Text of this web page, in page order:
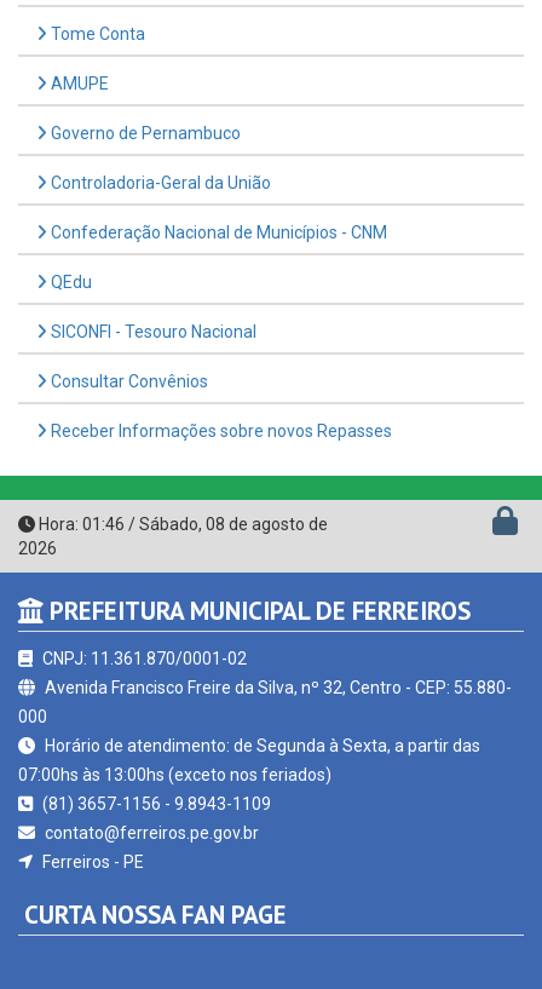
AMUPE
Governo de Pernambuco
Controladoria-Geral da União
Confederação Nacional de Municípios - CNM
QEdu
SICONFI - Tesouro Nacional
Consultar Convênios
Receber Informações sobre novos Repasses
Hora:01:46/Sábado,08 de agosto de
2026
PREFEITURA MUNICIPAL DE FERREIROS
CNPJ: 11.361.870/0001-02
000
Horário de atendimento: de Segunda à Sexta, a partir das
07:00hs às 13:00hs (exceto nos feriados)
(81) 3657-1156 - 9.8943-1109
contato@ferreiros.pe.gov.br
Ferreiros - PE
CURTA NOSSA FAN PAGE